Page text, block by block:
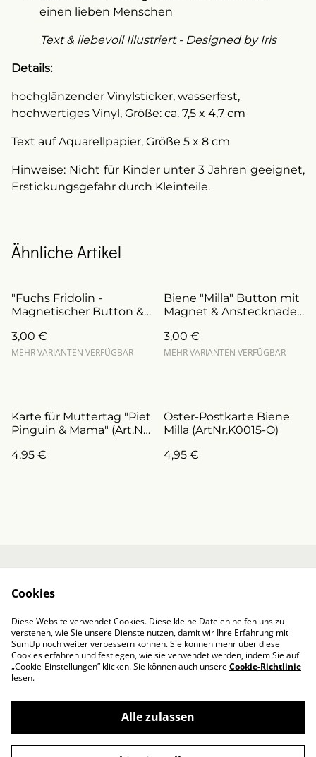
einen lieben Menschen
Text & liebevoll Illustriert - Designed by Iris
Details:
hochglänzender Vinylsticker, wasserfest,
hochwertiges Vinyl, Größe: ca. 7,5 x 4,7 cm
Text auf Aquarellpapier, Größe 5 x 8 cm
Hinweise: Nicht für Kinder unter 3 Jahren geeignet,
Erstickungsgefahr durch Kleinteile.
Ähnliche Artikel
"Fuchs Fridolin -
Magnetischer Button &
(ArtNr.B0019/a)
3,00 €
MEHR VARIANTEN VERFÜGBAR
Biene "Milla" Button mit
Magnet & Anstecknadel
3,00 €
MEHR VARIANTEN VERFÜGBAR
Karte für Muttertag "Piet
Pinguin & Mama" (Art.Nr.:
4,95 €
Oster-Postkarte Biene
Milla (ArtNr.K0015-O)
4,95 €
AGB / Impressum
SumUp
Cookie-Richtlinie
©2026Designed by Iris
Cookies
Diese Website verwendet Cookies. Diese kleine Dateien helfen uns zu
verstehen, wie Sie unsere Dienste nutzen, damit wir Ihre Erfahrung mit
SumUp noch weiter verbessern können. Sie können mehr über diese
Cookies erfahren und festlegen, wie sie verwendet werden, indem Sie auf
„Cookie-Einstellungen” klicken. Sie können auch unsereCookie-Richtlinie
lesen.
Alle zulassen